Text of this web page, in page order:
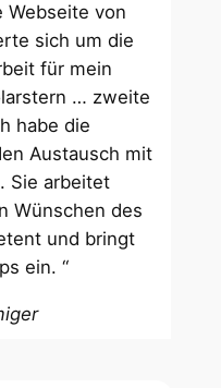
Webseite von
sich um die
für mein
… zweite
habe die
Austausch mit
Sie arbeitet
Wünschen des
und bringt
ein. “